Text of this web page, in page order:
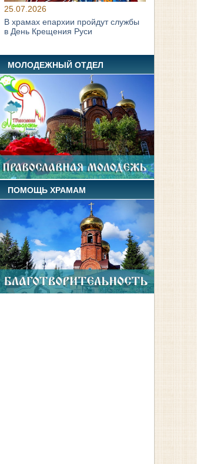
25.07.2026
В храмах епархии пройдут службы
в День Крещения Руси
МОЛОДЕЖНЫЙ ОТДЕЛ
ПОМОЩЬ ХРАМАМ